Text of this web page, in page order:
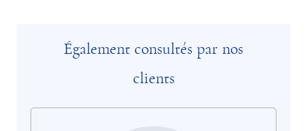
Également consultés par nos
clients